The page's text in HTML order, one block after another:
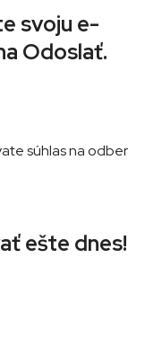
svoju e-
Odoslať.
súhlas na odber
ešte dnes!